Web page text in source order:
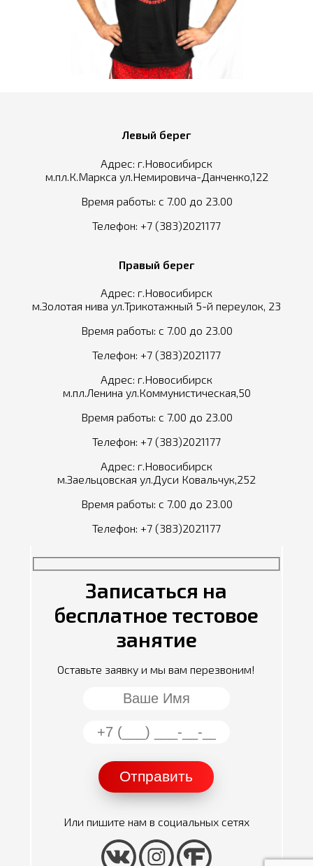
Левый берег
Адрес: г.Новосибирск
м.пл.К.Маркса ул.Немировича-Данченко,122
Время работы: с 7.00 до 23.00
Телефон: +7 (383)2021177
Правый берег
Адрес: г.Новосибирск
м.Золотая нива ул.Трикотажный 5-й переулок, 23
Время работы: с 7.00 до 23.00
Телефон: +7 (383)2021177
Адрес: г.Новосибирск
м.пл.Ленина ул.Коммунистическая,50
Время работы: с 7.00 до 23.00
Телефон: +7 (383)2021177
Адрес: г.Новосибирск
м.Заельцовская ул.Дуси Ковальчук,252
Время работы: с 7.00 до 23.00
Телефон: +7 (383)2021177
Записаться на
бесплатное тестовое
занятие
Оставьте заявку и мы вам перезвоним!
Или пишите нам в социальных сетях